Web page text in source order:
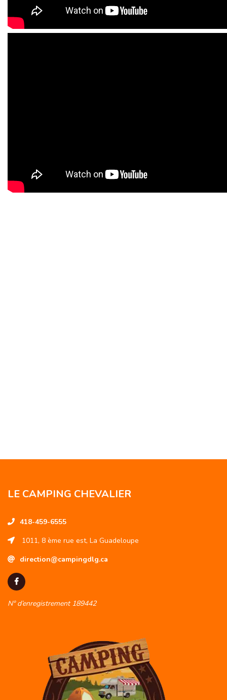
LE CAMPING CHEVALIER
418-459-6555
1011, 8 ème rue est, La Guadeloupe
direction@campingdlg.ca
N° d’enregistrement 189442